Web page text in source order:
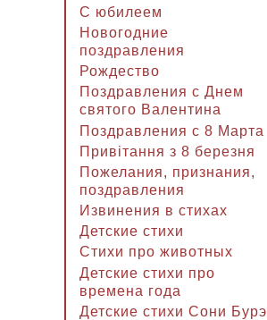
C юбилеем
Новогодние
поздравления
Рождество
Поздравления с Днем
святого Валентина
Поздравления с 8 Марта
Привітання з 8 березня
Пожелания, признания,
поздравления
Извинения в стихах
Детские стихи
Стихи про животных
Детские стихи про
времена года
Детские стихи Сони Бурэ